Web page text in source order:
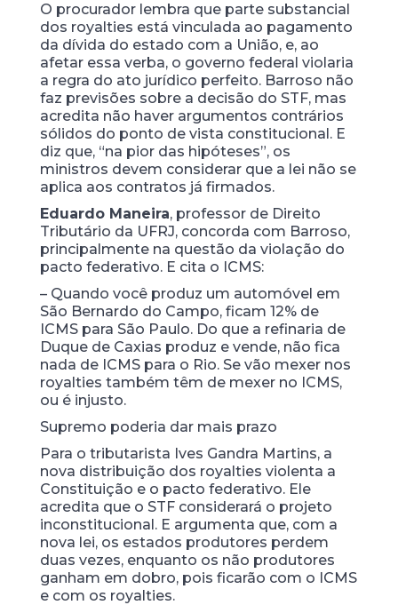
O procurador lembra que parte substancial
dos royalties está vinculada ao pagamento
da dívida do estado com a União, e, ao
afetar essa verba, o governo federal violaria
a regra do ato jurídico perfeito. Barroso não
faz previsões sobre a decisão do STF, mas
acredita não haver argumentos contrários
sólidos do ponto de vista constitucional. E
diz que, “na pior das hipóteses”, os
ministros devem considerar que a lei não se
aplica aos contratos já firmados.
Eduardo Maneira, professor de Direito
Tributário da UFRJ, concorda com Barroso,
principalmente na questão da violação do
pacto federativo. E cita o ICMS:
– Quando você produz um automóvel em
São Bernardo do Campo, ficam 12% de
ICMS para São Paulo. Do que a refinaria de
Duque de Caxias produz e vende, não fica
nada de ICMS para o Rio. Se vão mexer nos
royalties também têm de mexer no ICMS,
ou é injusto.
Supremo poderia dar mais prazo
Para o tributarista Ives Gandra Martins, a
nova distribuição dos royalties violenta a
Constituição e o pacto federativo. Ele
acredita que o STF considerará o projeto
inconstitucional. E argumenta que, com a
nova lei, os estados produtores perdem
duas vezes, enquanto os não produtores
ganham em dobro, pois ficarão com o ICMS
e com os royalties.